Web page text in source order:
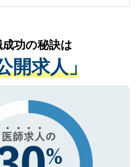
の個人データはご本人の許可
の取り扱いについての厳密な
たした事業者のみに付与され
シーマークを取得済みです。
に関してもご安心ください。
現在の医療機関の状況や紹介
ながら、適切なアドバイスを
きます。すぐにご転職をされ
長期的なサポートが可能です
ご登録ください。
功の秘訣は
開求人」